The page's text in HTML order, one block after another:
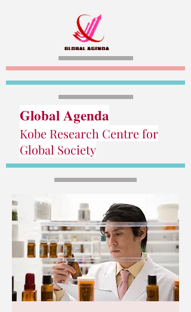
Global Agenda
Kobe Research Centre for
Global Society